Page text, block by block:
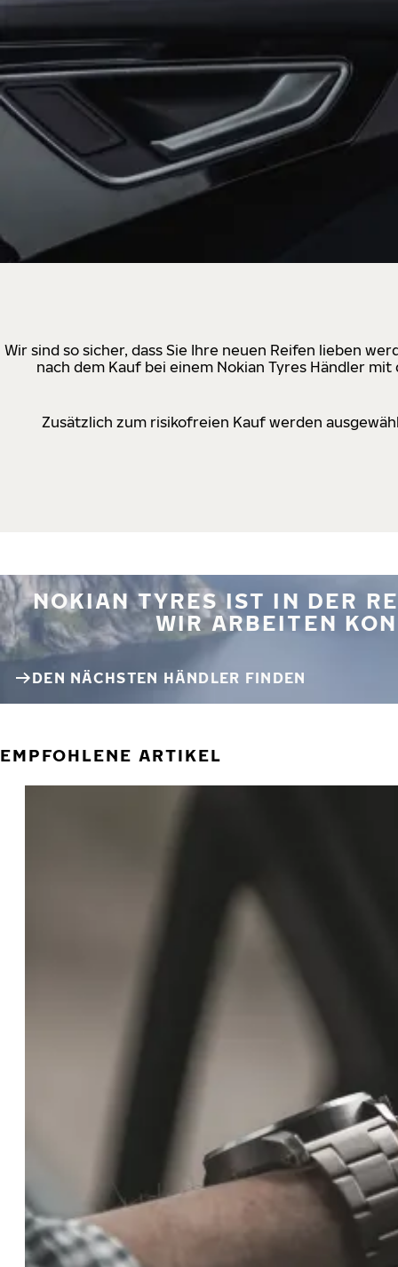
Wir sind so sicher, dass Sie Ihre neuen Reifen lieben
nach dem Kauf bei einem Nokian Tyres Händler
Zusätzlich zum risikofreien Kauf werden
NOKIAN TYRES IST IN DER
WIR ARBEITEN
DEN NÄCHSTEN HÄNDLER FINDEN
EMPFOHLENE ARTIKEL